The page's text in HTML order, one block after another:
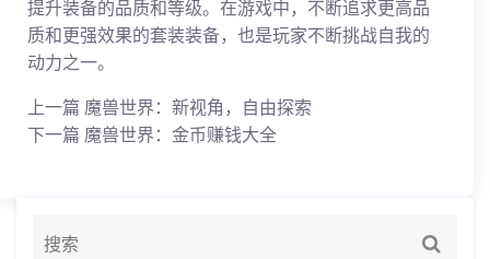
提升装备的品质和等级。在游戏中，不断追求更高品
质和更强效果的套装装备，也是玩家不断挑战自我的
动力之一。
上一篇 魔兽世界：新视角，自由探索
下一篇 魔兽世界：金币赚钱大全